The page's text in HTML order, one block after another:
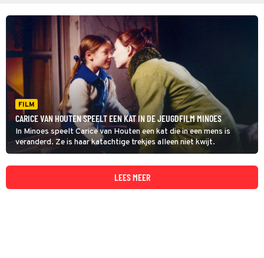
FILM
CARICE VAN HOUTEN SPEELT EEN KAT IN DE JEUGDFILM MINOES
In Minoes speelt Carice van Houten een kat die in een mens is
veranderd. Ze is haar katachtige trekjes alleen niet kwijt.
LEES MEER